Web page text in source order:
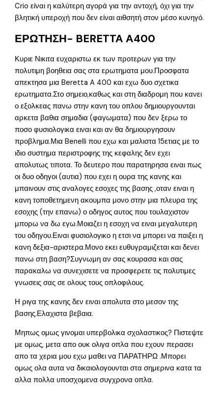
Crio είναι η καλύτερη αγορά για την αντοχή, όχι για την
βλητική υπεροχή που δεν είναι αιθσητή στον μέσο κυνηγό.
ΕΡΩΤΗΣΗ- BERETTA A400
Κυριε Νικιτα ευχαριστω εκ των προτερων για την
πολυτιμη βοηθεια σας στα ερωτηματα μου.Προσφατα
απεκτησα μια Beretta A 400 και εχω δυο σχετικα
ερωτηματα.Στο σημειο,καθως και στη διαδρομη που κανει
ο εξολκεας πανω στην κανη του οπλου δημιουργουνται
αρκετα βαθια σημαδια (φαγωματα) που δεν ξερω το
ποσο φυσιολογικα ειναι και αν θα δημιουργησουν
προβλημα.Μια Benelli που εχω και μαλιστα 15ετιας με το
ιδιο συστημα περιστροφης της κεφαλης δεν εχει
απολυτως τιποτα. Το δευτερο που παρατηρησα ειναι πως
οι δυο οδηγοι (αυτια) που εχει η ουρα της κανης και
μπαινουν στις αναλογες εσοχες της βασης ,οταν ειναι η
κανη τοποθετημενη ακουμπα μονο στην μια πλευρα της
εσοχης (την επανω) ο οδηγος αυτος που τουλαχιστον
μπορω να δω εγω.Μοιαζει η εσοχη να ειναι μεγαλυτερη
του οδηγου.Ειναι φυσιολογικο η ετσι να μπορει να παιξει η
κανη δεξια-αριστερα.Μονο εκει ευθυγραμιζεται και δενει
πανω στη βαση?Συγνωμη αν σας κουρασα και σας
παρακαλω να συνεχισετε να προσφερετε τις πολυτιμες
γνωσεις σας σε ολους τους οπλοφιλους.
Η ριγα της κανης δεν ειναι απολυτα στο μεσον της
βασης.Ελαχιστα βεβαια.
Μηπως ομως γινομαι υπερβολικα σχολαστικος? Πιστεψτε
με ομως, μετα απο ουκ ολιγα οπλα που εχουν περασει
απο τα χερια μου εχω μαθει να ΠΑΡΑΤΗΡΩ .Μπορει
ομως ολα αυτα να δικαιολογουνται στα σημερινα κατα τα
αλλα πολλα υποσχομενα συγχρονα οπλα.